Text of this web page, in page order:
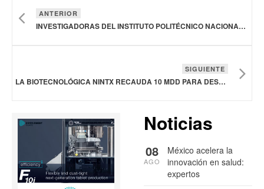
ANTERIOR
INVESTIGADORAS DEL INSTITUTO POLITÉCNICO NACIONAL CREAN PARCHE INTELIGENTE PARA TRATAR HERIDAS CRÓNICAS
SIGUIENTE
LA BIOTECNOLÓGICA NINTX RECAUDA 10 MDD PARA DESARROLLAR UNA NUEVA GENERACIÓN DE MEDICAMENTOS
Noticias
México acelera la
innovación en salud:
expertos
08
AGO